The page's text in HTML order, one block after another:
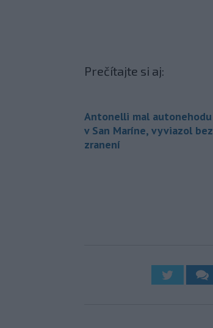
Prečítajte si aj:
Antonelli mal autonehodu
v San Maríne, vyviazol bez
zranení